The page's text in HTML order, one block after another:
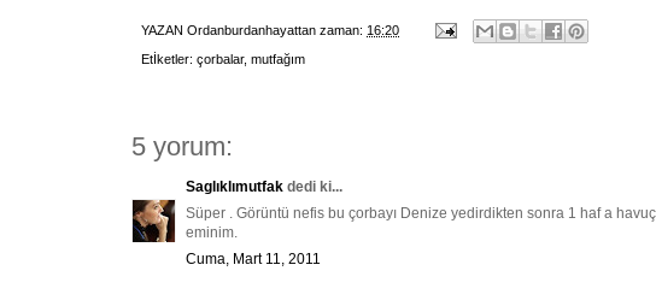
YAZAN Ordanburdanhayattan zaman: 16:20
Etİketler: çorbalar, mutfağım
5 yorum:
Saglıklımutfak dedi ki...
Süper . Görüntü nefis bu çorbayı Denize yedirdikten sonra 1 haf a
eminim.
Cuma, Mart 11, 2011